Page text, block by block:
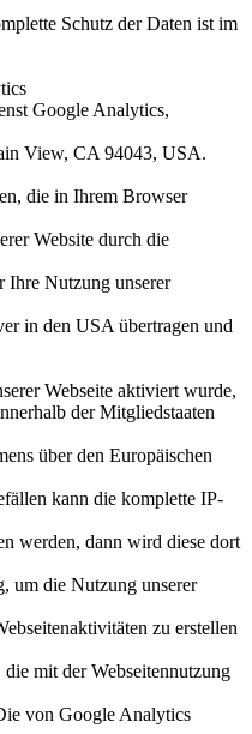
Schutz der Daten ist im
Google Analytics,
View, CA 94043, USA.
die in Ihrem Browser
Website durch die
Ihre Nutzung unserer
in den USA übertragen und
Webseite aktiviert wurde,
der Mitgliedstaaten
über den Europäischen
kann die komplette IP-
werden, dann wird diese dort
um die Nutzung unserer
zu erstellen
mit der Webseitennutzung
von Google Analytics